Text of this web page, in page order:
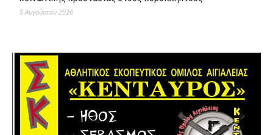
5 Αυγούστου 2026